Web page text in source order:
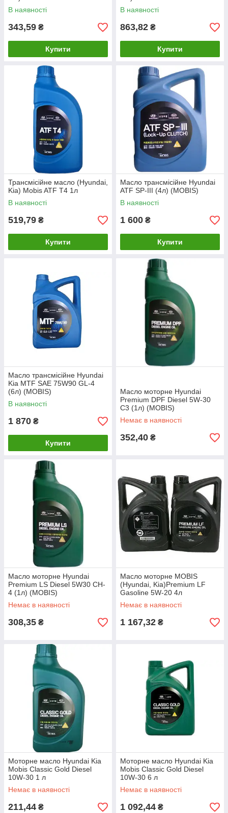
В наявності
343,59 ₴
Купити
В наявності
863,82 ₴
Купити
Трансмісійне масло (Hyundai,
Kia) Mobis ATF T4 1л
В наявності
519,79 ₴
Купити
Масло трансмісійне Hyundai
ATF SP-III (4л) (MOBIS)
В наявності
1 600 ₴
Купити
Масло трансмісійне Hyundai
Kia MTF SAE 75W90 GL-4
(6л) (MOBIS)
В наявності
1 870 ₴
Купити
Масло моторне Hyundai
Premium DPF Diesel 5W-30
C3 (1л) (MOBIS)
Немає в наявності
352,40 ₴
Масло моторне Hyundai
Premium LS Diesel 5W30 CH-
4 (1л) (MOBIS)
Немає в наявності
308,35 ₴
Масло моторне MOBIS
(Hyundai, Kia)Premium LF
Gasoline 5W-20 4л
Немає в наявності
1 167,32 ₴
Моторне масло Hyundai Kia
Mobis Classic Gold Diesel
10W-30 1 л
Немає в наявності
211,44 ₴
Моторне масло Hyundai Kia
Mobis Classic Gold Diesel
10W-30 6 л
Немає в наявності
1 092,44 ₴